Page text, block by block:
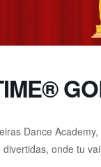
Dance
onde tu